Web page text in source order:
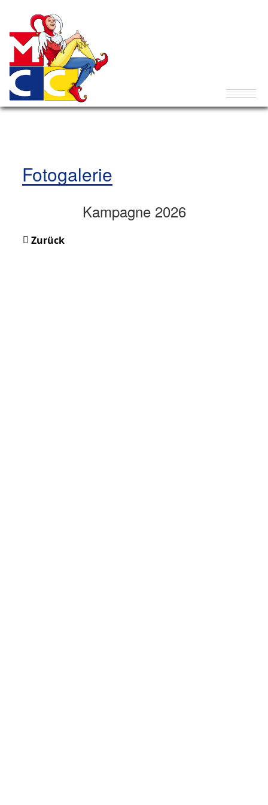
Fotogalerie
Kampagne 2026
Zurück